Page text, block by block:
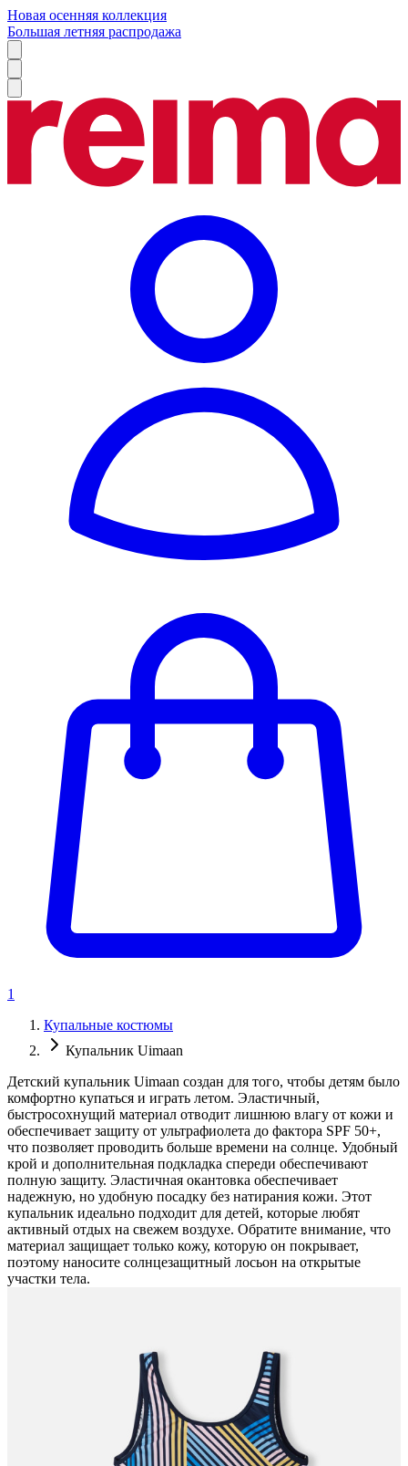
Новая осенняя коллекция
Большая летняя распродажа
1
Купальные костюмы
Купальник Uimaan
Детский купальник Uimaan создан для того, чтобы детям было
комфортно купаться и играть летом. Эластичный,
быстросохнущий материал отводит лишнюю влагу от кожи и
обеспечивает защиту от ультрафиолета до фактора SPF 50+,
что позволяет проводить больше времени на солнце. Удобный
крой и дополнительная подкладка спереди обеспечивают
полную защиту. Эластичная окантовка обеспечивает
надежную, но удобную посадку без натирания кожи. Этот
купальник идеально подходит для детей, которые любят
активный отдых на свежем воздухе. Обратите внимание, что
материал защищает только кожу, которую он покрывает,
поэтому наносите солнцезащитный лосьон на открытые
участки тела.